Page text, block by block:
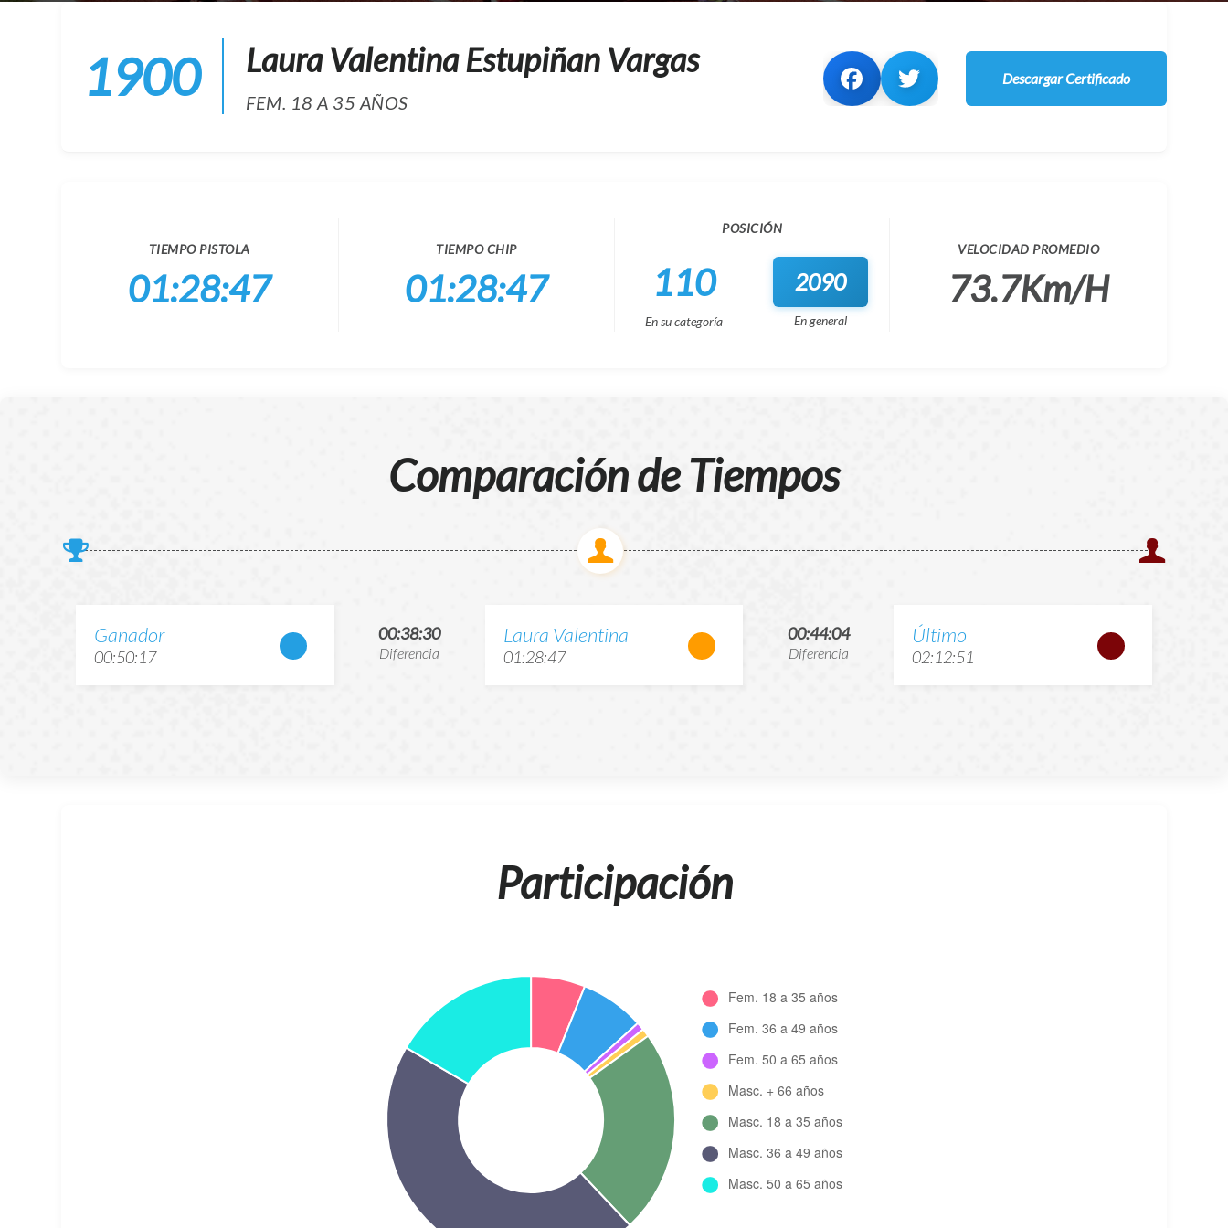
1900 Laura Valentina Estupiñan Vargas
FEM. 18 A 35 AÑOS
Descargar Certificado
TIEMPO PISTOLA
01:28:47
TIEMPO CHIP
01:28:47
POSICIÓN
110
En su categoría
2090
En general
VELOCIDAD PROMEDIO
73.7Km/H
Comparación de Tiempos
Ganador
00:50:17
00:38:30
Diferencia
Laura Valentina
01:28:47
00:44:04
Diferencia
Último
02:12:51
Participación